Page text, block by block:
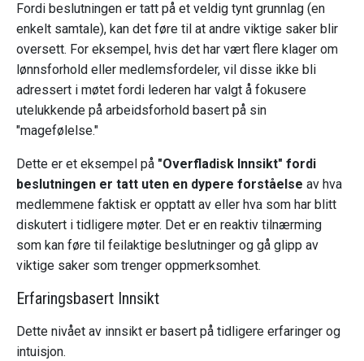
Fordi beslutningen er tatt på et veldig tynt grunnlag (en
enkelt samtale), kan det føre til at andre viktige saker blir
oversett. For eksempel, hvis det har vært flere klager om
lønnsforhold eller medlemsfordeler, vil disse ikke bli
adressert i møtet fordi lederen har valgt å fokusere
utelukkende på arbeidsforhold basert på sin
"magefølelse."
Dette er et eksempel på "Overfladisk Innsikt" fordi
beslutningen er tatt uten en dypere forståelse av hva
medlemmene faktisk er opptatt av eller hva som har blitt
diskutert i tidligere møter. Det er en reaktiv tilnærming
som kan føre til feilaktige beslutninger og gå glipp av
viktige saker som trenger oppmerksomhet.
Erfaringsbasert Innsikt
Dette nivået av innsikt er basert på tidligere erfaringer og
intuisjon.